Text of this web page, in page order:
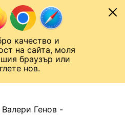
качество и
на сайта, моля
браузър или
нов.
Генов -